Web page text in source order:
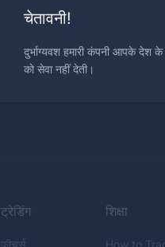
ट्रेडिंग
फीचर्स
शिक्षा
How to
चेतावनी!
दुर्भाग्यवश हमारी कंपनी आपके देश के
को सेवा नहीं देती।